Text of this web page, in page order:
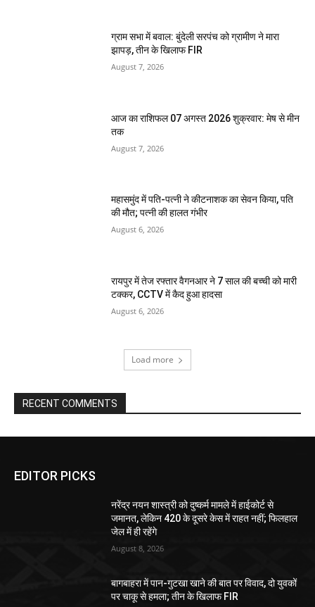
ग्राम सभा में बवाल: बुंदेली सरपंच को ग्रामीण ने मारा
झापड़, तीन के खिलाफ FIR
August 7, 2026
आज का राशिफल 07 अगस्त 2026 शुक्रवार: मेष से मीन
तक
August 7, 2026
महासमुंद में पति-पत्नी ने कीटनाशक का सेवन किया, पति
की मौत; पत्नी की हालत गंभीर
August 6, 2026
रायपुर में तेज रफ्तार वैगनआर ने 7 साल की बच्ची को मारी
टक्कर, CCTV में कैद हुआ हादसा
August 6, 2026
Load more
RECENT COMMENTS
EDITOR PICKS
नरेंद्र नयन शास्त्री को दुष्कर्म मामले में हाईकोर्ट से
जमानत, लेकिन 420 के दूसरे केस में राहत नहीं; फिलहाल
जेल में ही रहेंगे
August 8, 2026
बागबाहरा में पान-गुटखा खाने की बात पर विवाद, दो युवकों
पर चाकू से हमला; तीन के खिलाफ FIR